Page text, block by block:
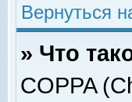
Вернуться
» Что
COPPA